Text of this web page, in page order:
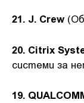
21. J. Crew
20. Citrix
системи за
19.